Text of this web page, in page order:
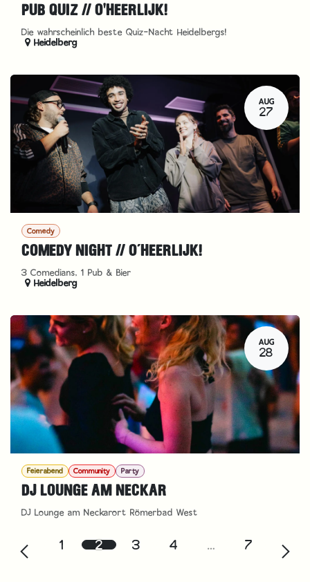
PUB QUIZ // O'HEERLIJK!
Die wahrscheinlich beste Quiz-Nacht Heidelbergs!
Heidelberg
AUG
27
Comedy
COMEDY NIGHT // O´HEERLIJK!
3 Comedians, 1 Pub & Bier
Heidelberg
AUG
28
Feierabend Community Party
DJ LOUNGE AM NECKAR
DJ Lounge am Neckarort Römerbad West
1 2 3 4 … 7